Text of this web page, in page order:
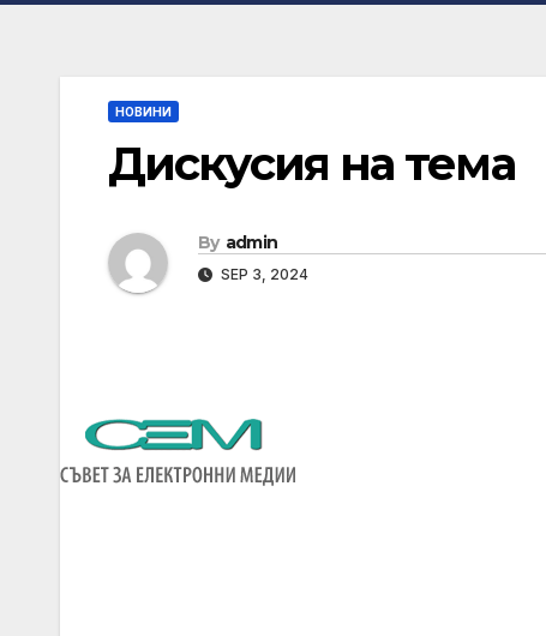
НОВИНИ
Дискусия на тема
By admin
SEP 3, 2024